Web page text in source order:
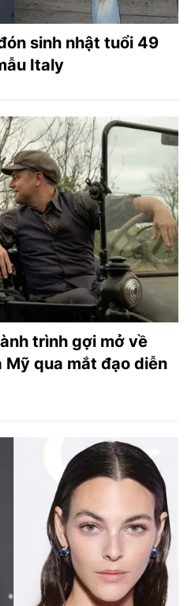
sinh nhật tuổi 49
Italy
trình gợi mở về
qua mắt đạo diễn